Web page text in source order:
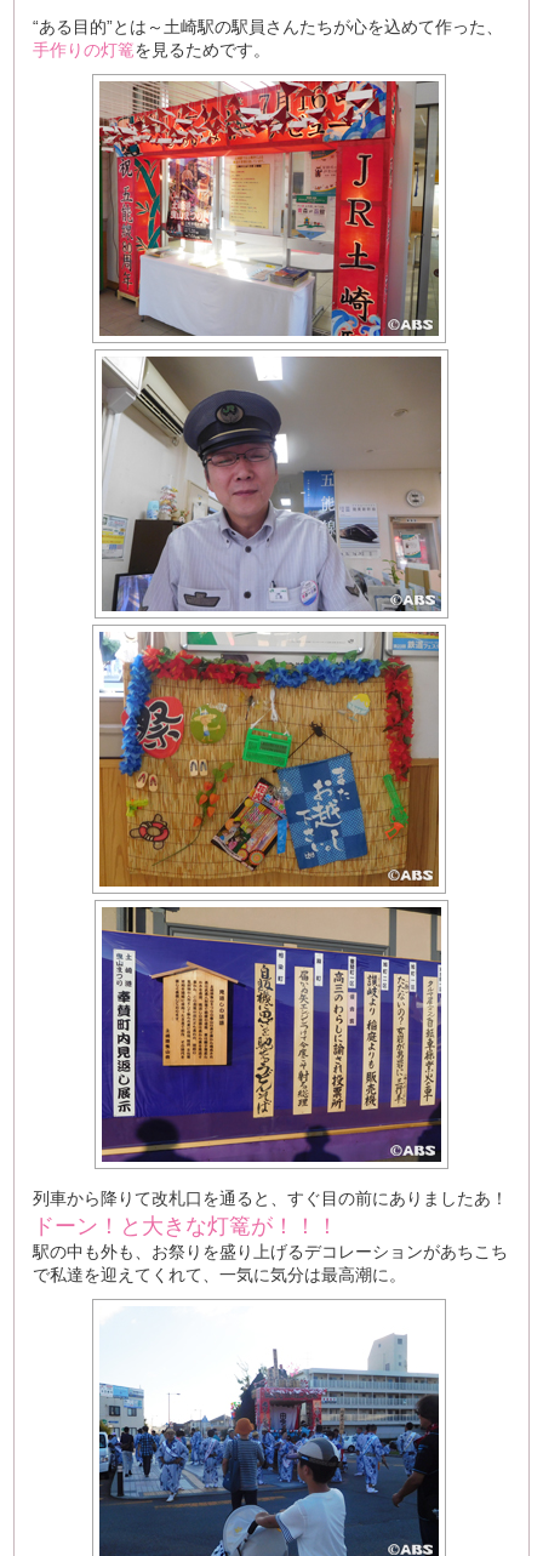
“ある目的”とは～土崎駅の駅員さんたちが心を込めて作った、
手作りの灯篭を見るためです。
列車から降りて改札口を通ると、すぐ目の前にありましたあ！
ドーン！と大きな灯篭が！！！
駅の中も外も、お祭りを盛り上げるデコレーションがあちこち
で私達を迎えてくれて、一気に気分は最高潮に。